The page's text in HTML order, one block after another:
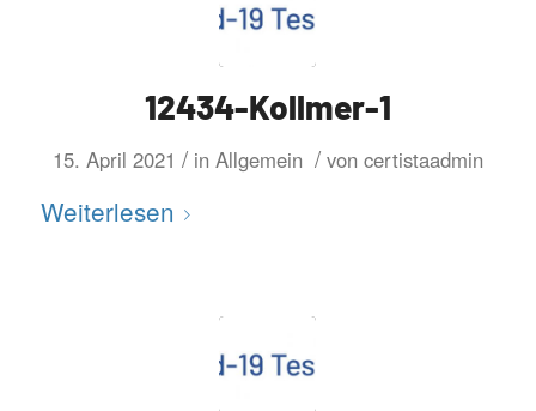
12434-Kollmer-1
15. April 2021 / in Allgemein / von certistaadmin
Weiterlesen